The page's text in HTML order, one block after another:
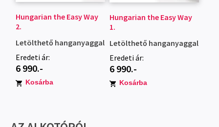
Hungarian the Easy Way
2.
Letölthető hanganyaggal
Eredeti ár:
6 990.-
Kosárba
Hungarian the Easy Way
1.
Letölthető hanganyaggal
Eredeti ár:
6 990.-
Kosárba